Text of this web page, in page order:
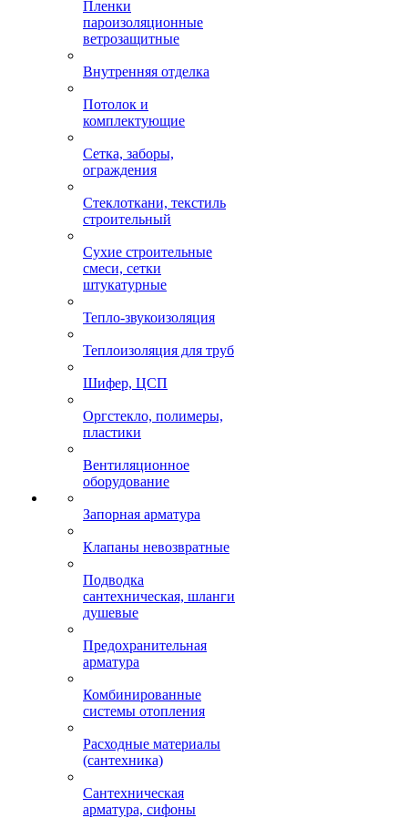
Пленки
пароизоляционные
ветрозащитные
Внутренняя отделка
Потолок и
комплектующие
Сетка, заборы,
ограждения
Стеклоткани, текстиль
строительный
Сухие строительные
смеси, сетки
штукатурные
Тепло-звукоизоляция
Теплоизоляция для труб
Шифер, ЦСП
Оргстекло, полимеры,
пластики
Вентиляционное
оборудование
Запорная арматура
Клапаны невозвратные
Подводка
сантехническая, шланги
душевые
Предохранительная
арматура
Комбинированные
системы отопления
Расходные материалы
(сантехника)
Сантехническая
арматура, сифоны